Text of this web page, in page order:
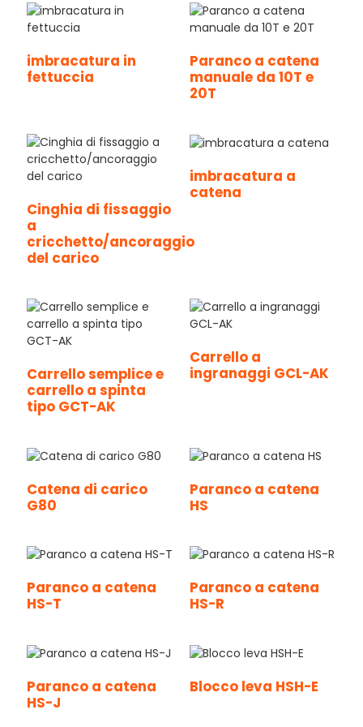
imbracatura in
fettuccia
Paranco a catena
manuale da 10T e
20T
Cinghia di fissaggio
a
cricchetto/ancoraggio
del carico
imbracatura a
catena
Carrello semplice e
carrello a spinta
tipo GCT-AK
Carrello a
ingranaggi GCL-AK
Catena di carico
G80
Paranco a catena
HS
Paranco a catena
HS-T
Paranco a catena
HS-R
Paranco a catena
HS-J
Blocco leva HSH-E